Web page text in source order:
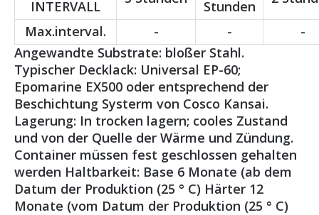
INTERVALL
Stunden
Max.interval.
- -
-
Angewandte Substrate: bloßer Stahl.
Typischer Decklack: Universal EP-60;
Epomarine EX500 oder entsprechend der
Beschichtung Systerm von Cosco Kansai.
Lagerung: In trocken lagern; cooles Zustand
und von der Quelle der Wärme und Zündung.
Container müssen fest geschlossen gehalten
werden Haltbarkeit: Base 6 Monate (ab dem
Datum der Produktion (25 ° C) Härter 12
Monate (vom Datum der Produktion (25 ° C)